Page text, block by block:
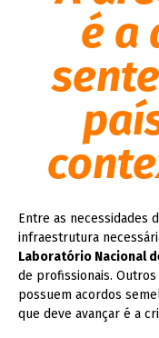
é a
Entre as necessidades
infraestrutura
Laboratório Nacional
de profissionais.
possuem acordos
que deve avançar é a